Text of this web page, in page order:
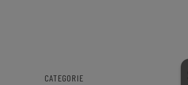
CATEGORIE